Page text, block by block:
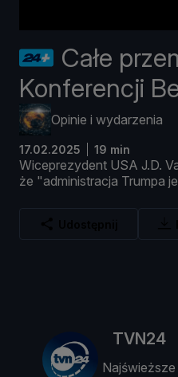
Całe
Konferencji
Opinie i wydarzenia
17.02.2025 19 min
Wiceprezydent USA J.D.
że "administracja Trumpa
TVN24